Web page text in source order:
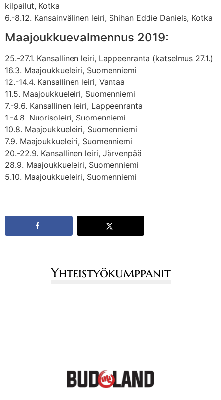
kilpailut, Kotka
6.-8.12. Kansainvälinen leiri, Shihan Eddie Daniels, Kotka
Maajoukkuevalmennus 2019:
25.-27.1. Kansallinen leiri, Lappeenranta (katselmus 27.1.)
16.3. Maajoukkueleiri, Suomenniemi
12.-14.4. Kansallinen leiri, Vantaa
11.5. Maajoukkueleiri, Suomenniemi
7.-9.6. Kansallinen leiri, Lappeenranta
1.-4.8. Nuorisoleiri, Suomenniemi
10.8. Maajoukkueleiri, Suomenniemi
7.9. Maajoukkueleiri, Suomenniemi
20.-22.9. Kansallinen leiri, Järvenpää
28.9. Maajoukkueleiri, Suomenniemi
5.10. Maajoukkueleiri, Suomenniemi
Yhteistyökumppanit